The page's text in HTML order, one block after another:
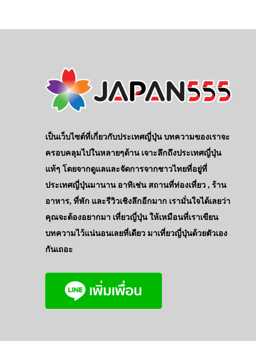
เป็นเว็บไซต์ที่เกี่ยวกับประเทศญี่ปุ่น บทความของเราจะ
ครอบคลุมไปในหลายๆด้าน เจาะลึกถึงประเทศญี่ปุ่น
แท้ๆ โดยจากดูแลและจัดการจากชาวไทยที่อยู่ที่
ประเทศญี่ปุ่นมานาน อาทิเช่น สถานที่ท่องเที่ยว , ร้าน
อาหาร, ที่พัก และรีวิวเชิงลึกอีกมาก เรามั่นใจได้เลยว่า
คุณจะต้องอยากมา เที่ยวญี่ปุ่น ให้เหมือนที่เราเขียน
บทความไว้แน่นอนเลยที่เดียว มาเที่ยวญี่ปุ่นด้วยตัวเอง
กันเถอะ